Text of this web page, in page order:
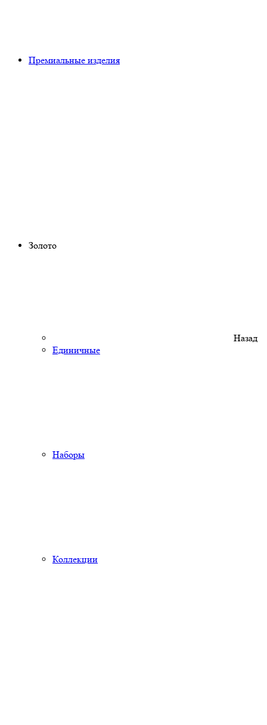
Премиальные изделия
Золото
Назад
Единичные
Наборы
Коллекции